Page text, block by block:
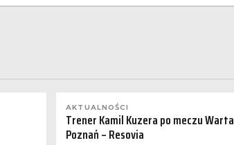
AKTUALNOŚCI
Trener Kamil Kuzera po meczu Warta
Poznań – Resovia